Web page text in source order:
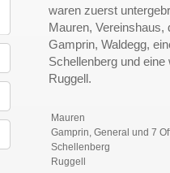
waren zuerst
Mauren, Vereinshaus,
Gamprin, Waldegg,
Schellenberg und
Ruggell.
Mauren
Gamprin, General und 7
Schellenberg
Ruggell